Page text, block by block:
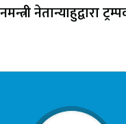
नेतान्याहुद्वारा